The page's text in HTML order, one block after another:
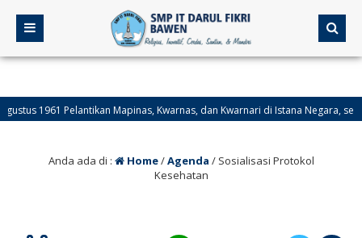
1961 Pelantikan Mapinas, Kwarnas, dan Kwarnari di Istana Negara, serta
1950 Hari Jadi Provinsi Kalimantan Selatan.
Anda ada di : Home/Agenda / Sosialisasi Protokol
Kesehatan